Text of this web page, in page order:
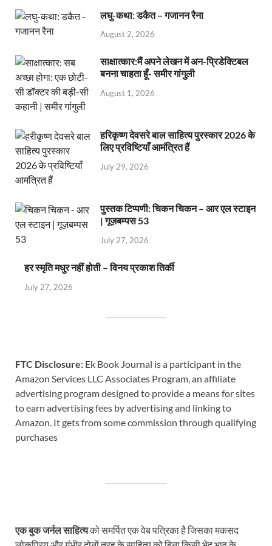
लघु-कथा: डकैत – गजानन रैना
August 2, 2026
साक्षात्कार:मैं अपने लेखन में अन-प्रिडेक्टिबल
बनना चाहता हूँ- समीर गांगुली
August 1, 2026
हरिकृष्ण देवसरे बाल साहित्य पुरस्कार 2026 के
लिए प्रविष्टियाँ आमंत्रित हैं
July 29, 2026
पुस्तक टिप्पणी: चिकन चिकन – आर एल स्टाइन
| गूज़बम्पस 53
July 27, 2026
हर स्मृति मधुर नहीं होती – विनय प्रकाश तिर्की
July 27, 2026
FTC Disclosure: Ek Book Journal is a participant in the
Amazon Services LLC Associates Program, an affiliate
advertising program designed to provide a means for sites
to earn advertising fees by advertising and linking to
Amazon. It gets from some commission through qualifying
purchases
एक बुक जर्नल साहित्यको समर्पित एक वेब पत्रिका है जिसका मकसद